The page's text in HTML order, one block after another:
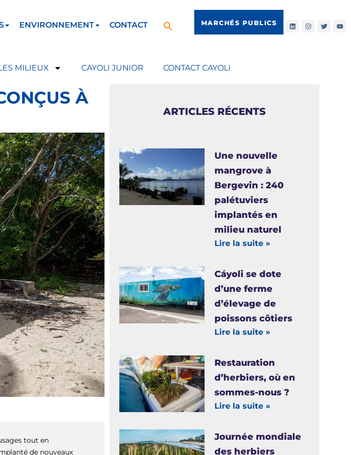
ENVIRONNEMENT CONTACT MARCHÉS PUBLICS
MILIEUX CAYOLI JUNIOR CONTACT CAYOLI
À
tout en
de nouveaux
ARTICLES RÉCENTS
Une nouvelle
mangrove à
Bergevin : 240
palétuviers
implantés en
milieu naturel
Lire la suite »
Cáyoli se dote
d’une ferme
d’élevage de
poissons côtiers
Lire la suite »
Restauration
d’herbiers, où en
sommes-nous ?
Lire la suite »
Journée mondiale
des herbiers